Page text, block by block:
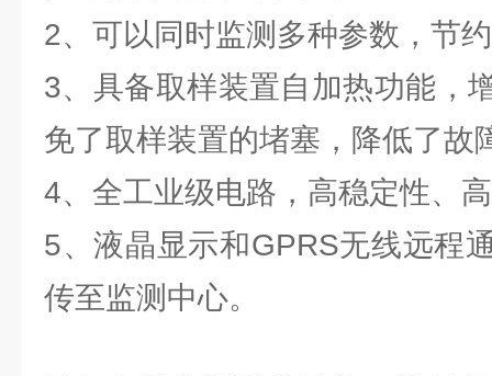
2、可以同时监测多种参数，节
3、具备取样装置自加热功能，
免了取样装置的堵塞，降低了故
4、全工业级电路，高稳定性、
5、液晶显示和GPRS无线远程
传至监测中心。